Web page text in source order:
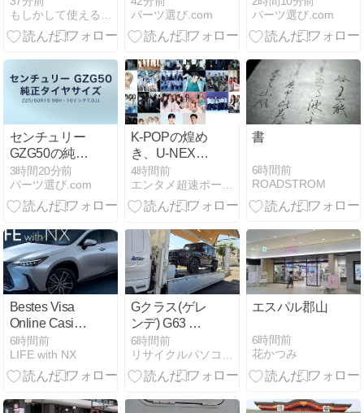
電で延命DIY
部位別
パーツ選び.com
ンチの違い
パーツ選び.com
センチュリー
GZG50の純正
タイヤサイズ
は225/60R16
3時間20分前
パーツ選び.com
K-POPの煌め
き、U-NEXT
で独占見放
題！『2026 K-
WORLD
AWARDS』が
描く夢のステ
ージ
4時間前
書
6時間前
ROADSTROM
Bestes Visa
Online Casino:
Ein
umfassender
Leitfaden für
Jahren
6時間前
LIFE with NX
Gクラス(ゲレ
ンデ) G63 納
車！
6時間前
エスパル郡山
6時間前
花かつみ